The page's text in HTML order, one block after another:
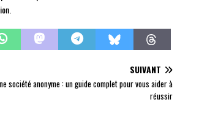
SUIVANT
société anonyme : un guide complet pour vous aider à
réussir